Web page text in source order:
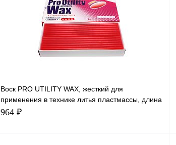
Воск PRO UTILITY WAX, жесткий для
применения в технике литья пластмассы, длина
140мм,125г. YAMAHACHI
964 ₽